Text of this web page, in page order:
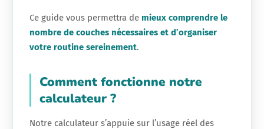
Ce guide vous permettra de mieux comprendre le
nombre de couches nécessaires et d’organiser
votre routine sereinement.
Comment fonctionne notre
calculateur ?
Notre calculateur s’appuie sur l’usage réel des